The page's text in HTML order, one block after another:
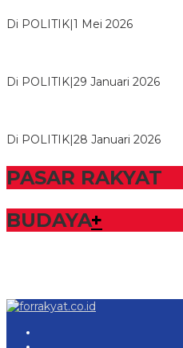
Di POLITIK|1 Mei 2026
Di POLITIK|29 Januari 2026
Di POLITIK|28 Januari 2026
PASAR RAKYAT
BUDAYA+